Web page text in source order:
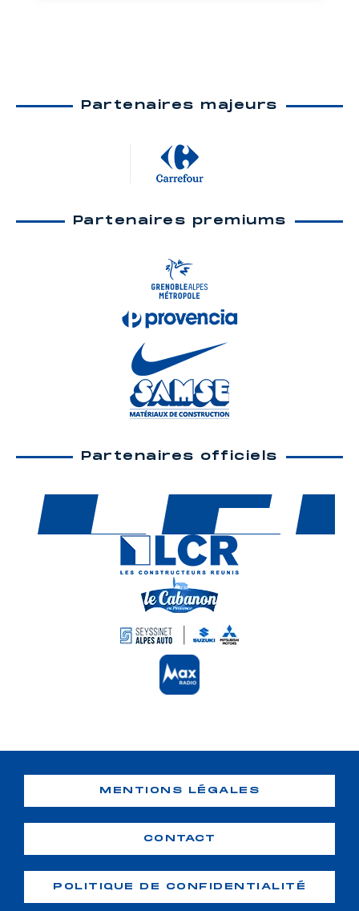
Partenaires majeurs
Partenaires premiums
Partenaires officiels
MENTIONS LÉGALES
CONTACT
POLITIQUE DE CONFIDENTIALITÉ